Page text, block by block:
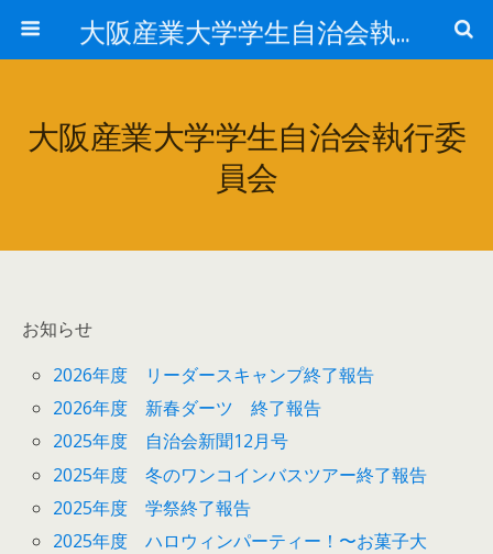
大阪産業大学学生自治会執行委員会
大阪産業大学学生自治会執行委
員会
お知らせ
2026年度 リーダースキャンプ終了報告
2026年度 新春ダーツ 終了報告
2025年度 自治会新聞12月号
2025年度 冬のワンコインバスツアー終了報告
2025年度 学祭終了報告
2025年度 ハロウィンパーティー！〜お菓子大